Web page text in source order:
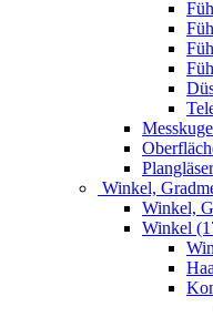
Winkel,
Winkel,
Winkel